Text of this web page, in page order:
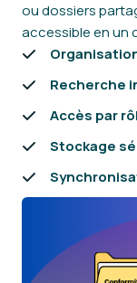
ou dossiers
accessible en un
Recherche
Accès par
Stockage